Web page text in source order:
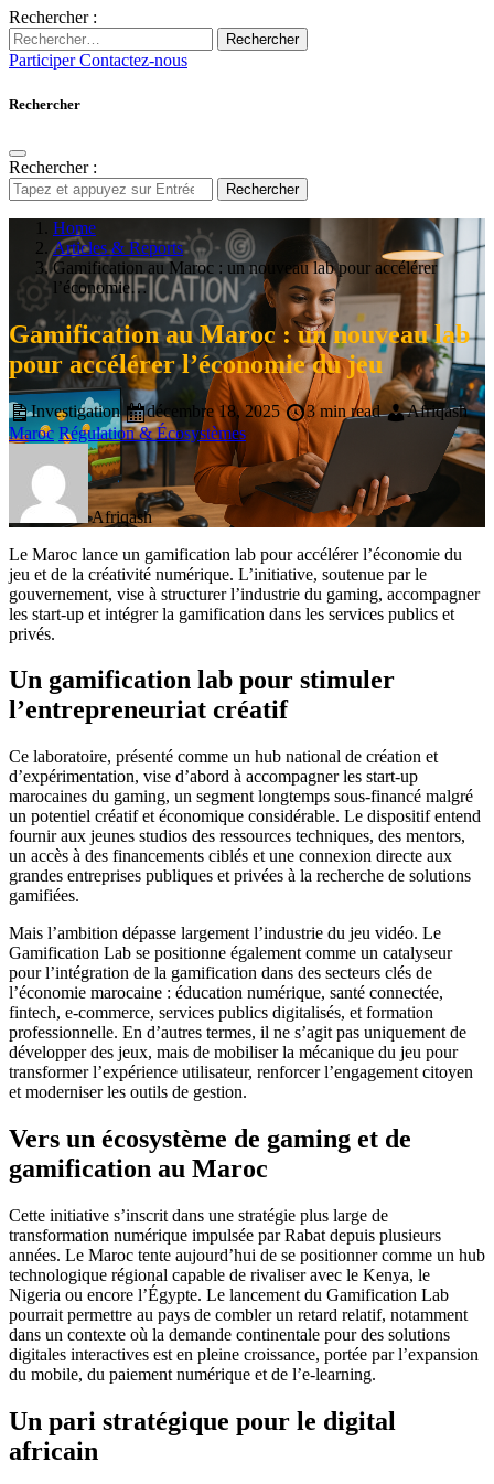
Rechercher :
Rechercher
ParticiperContactez-nous
Rechercher
Rechercher :
Rechercher
Home
Articles & Reports
Gamification au Maroc : un nouveau lab pour accélérer
l’économie…
Gamification au Maroc : un nouveau lab
pour accélérer l’économie du jeu
Investigation décembre 18, 2025 3 min read
Afriqash
Maroc Régulation & Écosystèmes
Afriqash
Le Maroc lance un gamification lab pour accélérer l’économie du
jeu et de la créativité numérique. L’initiative, soutenue par le
gouvernement, vise à structurer l’industrie du gaming, accompagner
les start-up et intégrer la gamification dans les services publics et
privés.
Un gamification lab pour stimuler
l’entrepreneuriat créatif
Ce laboratoire, présenté comme un hub national de création et
d’expérimentation, vise d’abord à accompagner les start-up
marocaines du gaming, un segment longtemps sous-financé malgré
un potentiel créatif et économique considérable. Le dispositif entend
fournir aux jeunes studios des ressources techniques, des mentors,
un accès à des financements ciblés et une connexion directe aux
grandes entreprises publiques et privées à la recherche de solutions
gamifiées.
Mais l’ambition dépasse largement l’industrie du jeu vidéo. Le
Gamification Lab se positionne également comme un catalyseur
pour l’intégration de la gamification dans des secteurs clés de
l’économie marocaine : éducation numérique, santé connectée,
fintech, e-commerce, services publics digitalisés, et formation
professionnelle. En d’autres termes, il ne s’agit pas uniquement de
développer des jeux, mais de mobiliser la mécanique du jeu pour
transformer l’expérience utilisateur, renforcer l’engagement citoyen
et moderniser les outils de gestion.
Vers un écosystème de gaming et de
gamification au Maroc
Cette initiative s’inscrit dans une stratégie plus large de
transformation numérique impulsée par Rabat depuis plusieurs
années. Le Maroc tente aujourd’hui de se positionner comme un hub
technologique régional capable de rivaliser avec le Kenya, le
Nigeria ou encore l’Égypte. Le lancement du Gamification Lab
pourrait permettre au pays de combler un retard relatif, notamment
dans un contexte où la demande continentale pour des solutions
digitales interactives est en pleine croissance, portée par l’expansion
du mobile, du paiement numérique et de l’e-learning.
Un pari stratégique pour le digital
africain